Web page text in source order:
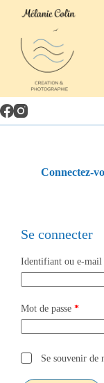
Connectez-
Se connecter
Identifiant ou e-mail
Mot de passe *
Se souvenir de